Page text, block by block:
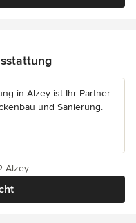
in Alzey ist Ihr Partner
und Sanierung.
Alzey